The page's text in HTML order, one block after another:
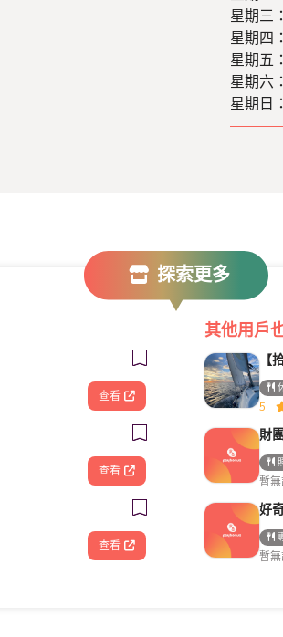
星期三
星期四
星期五
星期六
星期日
探索更多
查看
查看
查看
其他用戶
5
暫
暫